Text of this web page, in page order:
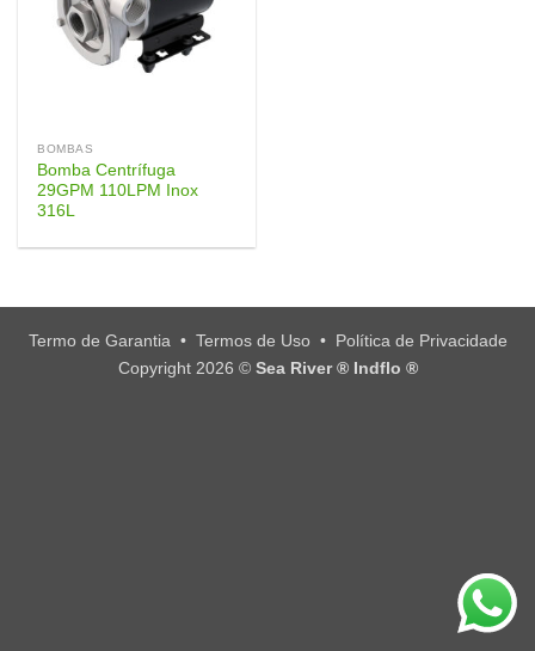
BOMBAS
Bomba Centrífuga
29GPM 110LPM Inox
316L
Termo de Garantia• Termos de Uso• Política de Privacidade
Copyright 2026 © Sea River ® Indflo ®